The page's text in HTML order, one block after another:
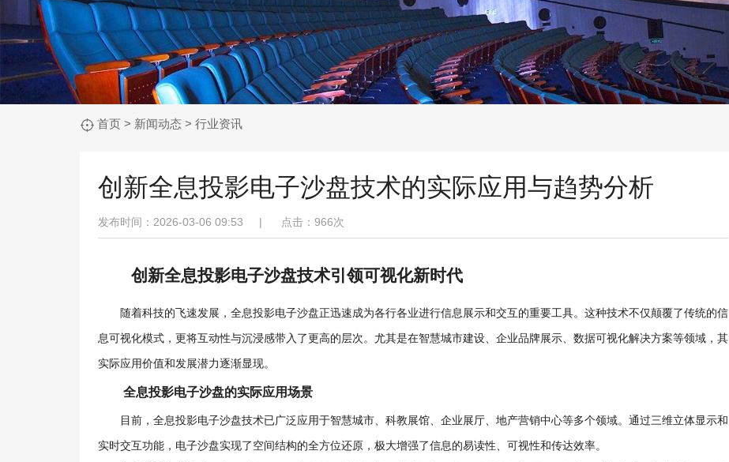
首页> 新闻动态 > 行业资讯
创新全息投影电子沙盘技术的实际应用与趋势分析
发布时间：2026-03-06 09:53 | 点击： 966次
创新全息投影电子沙盘技术引领可视化新时代
随着科技的飞速发展，全息投影电子沙盘正迅速成为各行各业进行信息展示和交互的重要工具。这种技术不仅颠覆了传统的信
息可视化模式，更将互动性与沉浸感带入了更高的层次。尤其是在智慧城市建设、企业品牌展示、数据可视化解决方案等领域，其
实际应用价值和发展潜力逐渐显现。
全息投影电子沙盘的实际应用场景
目前，全息投影电子沙盘技术已广泛应用于智慧城市、科教展馆、企业展厅、地产营销中心等多个领域。通过三维立体显示和
实时交互功能，电子沙盘实现了空间结构的全方位还原，极大增强了信息的易读性、可视性和传达效率。